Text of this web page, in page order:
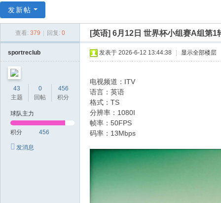
线
发新帖
查看: 379 回复: 0 [英语] 6月12日 世界杯小组赛A组第1
sportreclub
43
主题
0
回帖
456
积分
球队主力
积分 456
发消息
发表于 2026-6-12 13:44:38 显示全部楼层
电视频道：ITV
语言：英语
格式：TS
分辨率：1080I
帧率：50FPS
码率：13Mbps